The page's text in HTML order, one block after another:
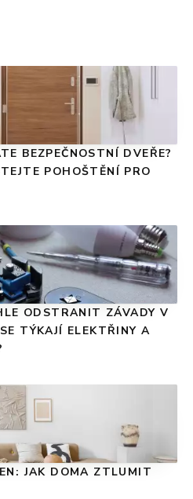
BEZPEČNOSTNÍ DVEŘE?
POHOŠTĚNÍ PRO
ODSTRANIT ZÁVADY V
TÝKAJÍ ELEKTŘINY A
JAK DOMA ZTLUMIT